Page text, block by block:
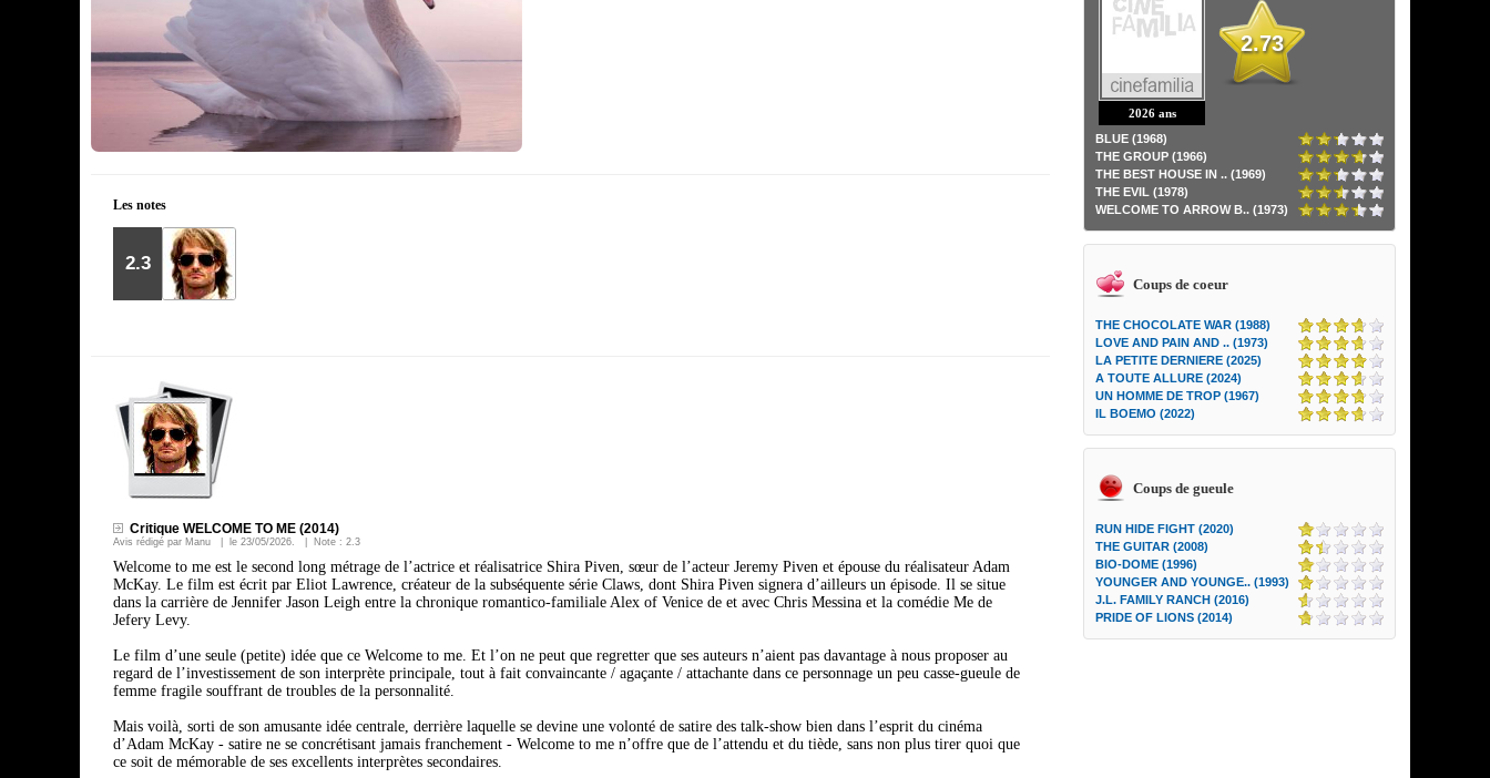
Les notes
2.3
Critique WELCOME TO ME (2014)
Avis rédigé par Manu | le 23/05/2026. | Note : 2.3
Welcome to me est le second long métrage de l’actrice et réalisatrice Shira Piven, sœur de l’acteur Jeremy Piven et épouse du réalisateur Adam
McKay. Le film est écrit par Eliot Lawrence, créateur de la subséquente série Claws, dont Shira Piven signera d’ailleurs un épisode. Il se situe
dans la carrière de Jennifer Jason Leigh entre la chronique romantico-familiale Alex of Venice de et avec Chris Messina et la comédie Me de
Jefery Levy.
Le film d’une seule (petite) idée que ce Welcome to me. Et l’on ne peut que regretter que ses auteurs n’aient pas davantage à nous proposer au
regard de l’investissement de son interprète principale, tout à fait convaincante / agaçante / attachante dans ce personnage un peu casse-gueule de
femme fragile souffrant de troubles de la personnalité.
Mais voilà, sorti de son amusante idée centrale, derrière laquelle se devine une volonté de satire des talk-show bien dans l’esprit du cinéma
d’Adam McKay - satire ne se concrétisant jamais franchement - Welcome to me n’offre que de l’attendu et du tiède, sans non plus tirer quoi que
ce soit de mémorable de ses excellents interprètes secondaires.
2026 ans
2.73
BLUE (1968)
THE GROUP (1966)
THE BEST HOUSE IN .. (1969)
THE EVIL (1978)
WELCOME TO ARROW B.. (1973)
Coups de coeur
THE CHOCOLATE WAR (1988)
LOVE AND PAIN AND .. (1973)
LA PETITE DERNIERE (2025)
A TOUTE ALLURE (2024)
UN HOMME DE TROP (1967)
IL BOEMO (2022)
Coups de gueule
RUN HIDE FIGHT (2020)
THE GUITAR (2008)
BIO-DOME (1996)
YOUNGER AND YOUNGE.. (1993)
J.L. FAMILY RANCH (2016)
PRIDE OF LIONS (2014)